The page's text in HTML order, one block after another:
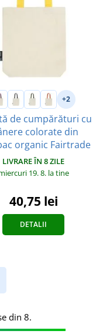
+2
de cumpărături cu
colorate din
organic Fairtrade
LIVRARE ÎN 8 ZILE
19. 8. la tine
40,75 lei
DETALII
din 8.